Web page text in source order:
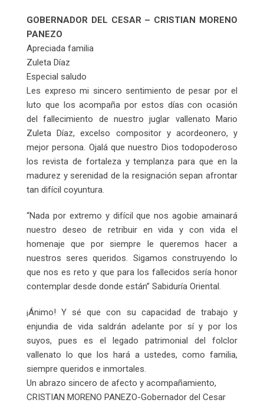
GOBERNADOR DEL CESAR – CRISTIAN MORENO
PANEZO
Apreciada familia
Zuleta Díaz
Especial saludo
Les expreso mi sincero sentimiento de pesar por el
luto que los acompaña por estos días con ocasión
del fallecimiento de nuestro juglar vallenato Mario
Zuleta Díaz, excelso compositor y acordeonero, y
mejor persona. Ojalá que nuestro Dios todopoderoso
los revista de fortaleza y templanza para que en la
madurez y serenidad de la resignación sepan afrontar
tan difícil coyuntura.
“Nada por extremo y difícil que nos agobie amainará
nuestro deseo de retribuir en vida y con vida el
homenaje que por siempre le queremos hacer a
nuestros seres queridos. Sigamos construyendo lo
que nos es reto y que para los fallecidos sería honor
contemplar desde donde están” Sabiduría Oriental.
¡Ánimo! Y sé que con su capacidad de trabajo y
enjundia de vida saldrán adelante por sí y por los
suyos, pues es el legado patrimonial del folclor
vallenato lo que los hará a ustedes, como familia,
siempre queridos e inmortales.
Un abrazo sincero de afecto y acompañamiento,
CRISTIAN MORENO PANEZO-Gobernador del Cesar